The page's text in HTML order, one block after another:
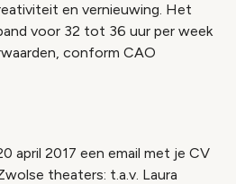
en vernieuwing. Het
voor 32 tot 36 uur per week
conform CAO
april 2017 een email met je CV
theaters: t.a.v. Laura